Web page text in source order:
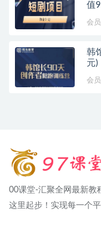
值
会
韩
元)
会
00课堂-汇聚全网最新教
这里起步！实现每一个